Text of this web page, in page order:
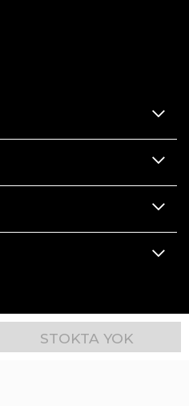
STOKTA YOK